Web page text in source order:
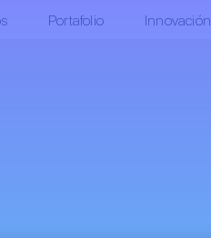
Portafolio Innovación